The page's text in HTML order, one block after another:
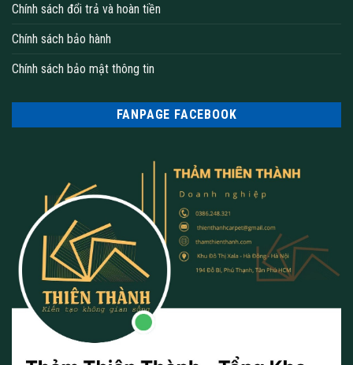
Chính sách đổi trả và hoàn tiền
Chính sách bảo hành
Chính sách bảo mật thông tin
FANPAGE FACEBOOK